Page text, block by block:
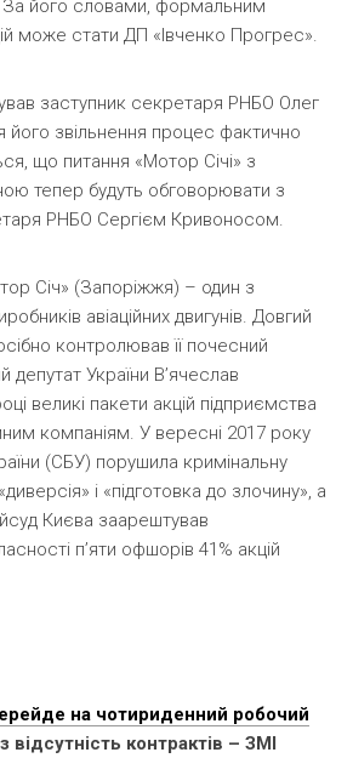
його словами, формальним
може стати ДП «Івченко Прогрес».
заступник секретаря РНБО Олег
його звільнення процес фактично
що питання «Мотор Січі» з
тепер будуть обговорювати з
РНБО Сергієм Кривоносом.
Січ» (Запоріжжя) – один з
авіаційних двигунів. Довгий
контролював її почесний
депутат України В’ячеслав
великі пакети акцій підприємства
компаніям. У вересні 2017 року
(СБУ) порушила кримінальну
і «підготовка до злочину», а
Києва заарештував
п’яти офшорів 41% акцій
на чотириденний робочий
відсутність контрактів – ЗМІ